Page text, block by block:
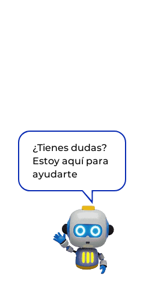
¿Tienes dudas?
Estoy aquí para
ayudarte